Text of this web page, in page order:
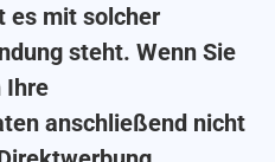
es mit solcher
steht. Wenn Sie
Ihre
anschließend nicht